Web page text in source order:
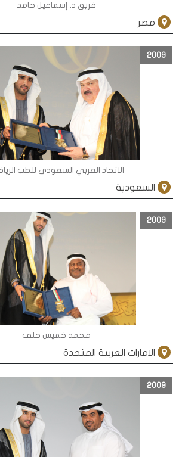
فريق د. إسماعيل حامد
مصر
2009
الاتحاد العربي السعودي للطب
السعودية
2009
محمد خميس خلف
الامارات العربية المتحدة
2009